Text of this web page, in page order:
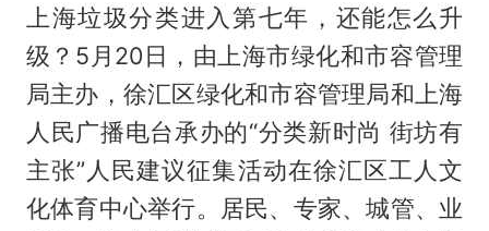
上海垃圾分类进入第七年，还能怎么升
级？5月20日，由上海市绿化和市容管理
局主办，徐汇区绿化和市容管理局和上海
人民广播电台承办的“分类新时尚 街坊有
主张”人民建议征集活动在徐汇区工人文
化体育中心举行。居民、专家、城管、业